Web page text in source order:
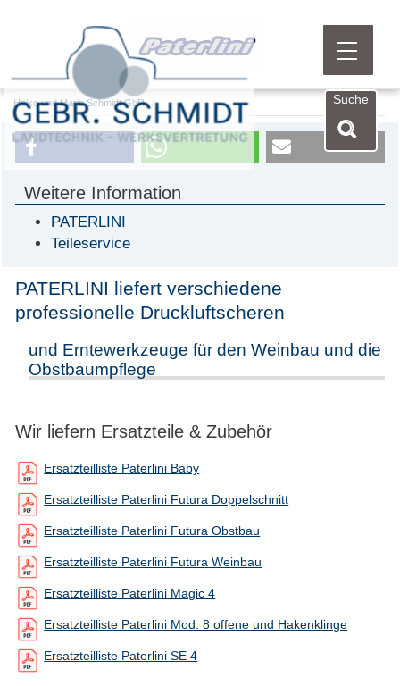
Menü
Suche
Heiko und Mario Schmidt GbR
Weitere Information
PATERLINI
Teileservice
PATERLINI liefert verschiedene
professionelle Druckluftscheren
und Erntewerkzeuge für den Weinbau und die
Obstbaumpflege
Wir liefern Ersatzteile & Zubehör
Ersatzteilliste Paterlini Baby
Ersatzteilliste Paterlini Futura Doppelschnitt
Ersatzteilliste Paterlini Futura Obstbau
Ersatzteilliste Paterlini Futura Weinbau
Ersatzteilliste Paterlini Magic 4
Ersatzteilliste Paterlini Mod. 8 offene und Hakenklinge
Ersatzteilliste Paterlini SE 4